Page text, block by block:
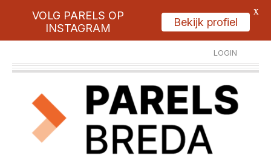
LOGIN
REGISTREER
VOLG PARELS OP
INSTAGRAM
Bekijk profiel
X